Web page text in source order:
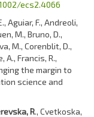
ecs2.4066
Aguiar, F., Andreoli,
M., Bruno, D.,
M., Corenblit, D.,
A., Francis, R.,
the margin to
science and
R., Cvetkoska,